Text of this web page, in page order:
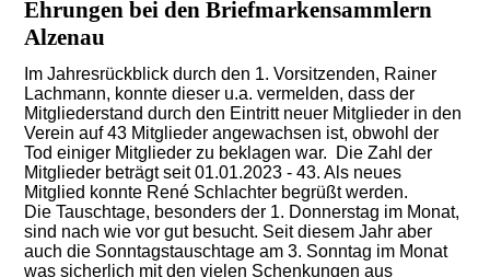
Ehrungen bei den Briefmarkensammlern
Alzenau
m Jahresrückblick durch den 1. Vorsitzenden, Rainer
Lachmann, konnte dieser u.a. vermelden, dass der
Mitgliederstand durch den Eintritt neuer Mitglieder in den
Verein auf 43 Mitglieder angewachsen ist, obwohl der
Tod einiger Mitglieder zu beklagen war. Die Zahl der
Mitglieder beträgt seit 01.01.2023 - 43. Als neues
Mitglied konnte René Schlachter begrüßt werden.
Die Tauschtage, besonders der 1. Donnerstag im Monat,
sind nach wie vor gut besucht. Seit diesem Jahr aber
auch die Sonntagstauschtage am 3. Sonntag im Monat
was sicherlich mit den vielen Schenkungen aus